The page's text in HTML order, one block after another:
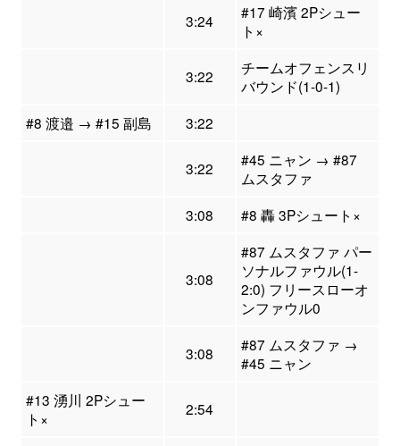
3:24
#17 崎濱 2Pシュー
ト×
3:22
チームオフェンスリ
バウンド(1-0-1)
#8 渡邉 → #15 副島
3:22
3:22
#45 ニャン → #87
ムスタファ
3:08
#8 轟 3Pシュート×
3:08
#87 ムスタファ パー
ソナルファウル(1-
2:0) フリースローオ
ンファウル0
3:08
#87 ムスタファ →
#45 ニャン
#13 湧川 2Pシュー
ト×
2:54